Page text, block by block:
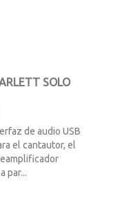
SOLO
de audio USB
el cantautor, el
par...